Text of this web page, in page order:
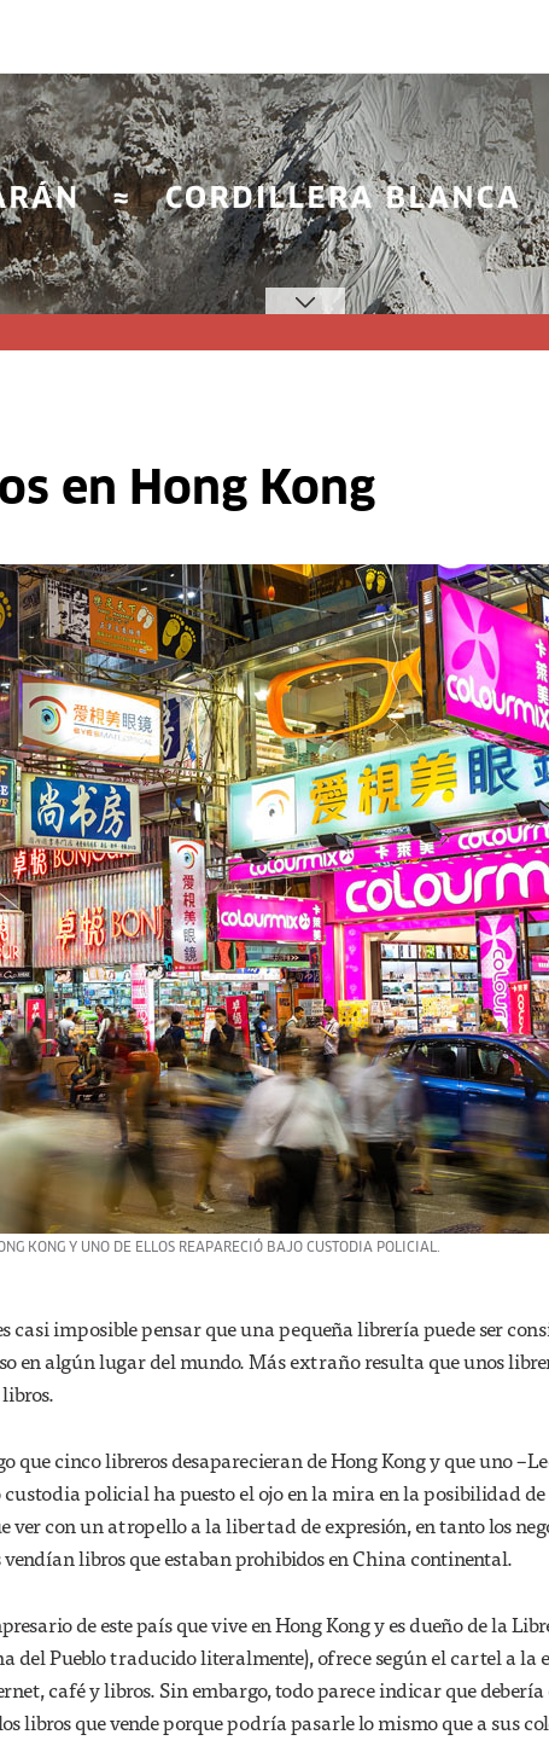
en Hong Kong
KONG Y UNO DE ELLOS REAPARECIÓ BAJO CUSTODIA POLICIAL.
casi imposible pensar que una pequeña librería puede ser
en algún lugar del mundo. Más extraño resulta que unos
que cinco libreros desaparecieran de Hong Kong y que uno
policial ha puesto el ojo en la mira en la posibilidad de
ver con un atropello a la libertad de expresión, en tanto los
vendían libros que estaban prohibidos en China continental.
de este país que vive en Hong Kong y es dueño de la
del Pueblo traducido literalmente), ofrece según el cartel a la
café y libros. Sin embargo, todo parece indicar que
libros que vende porque podría pasarle lo mismo que a sus